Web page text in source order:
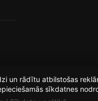
un rādītu atbilstošas
sīkdatnes